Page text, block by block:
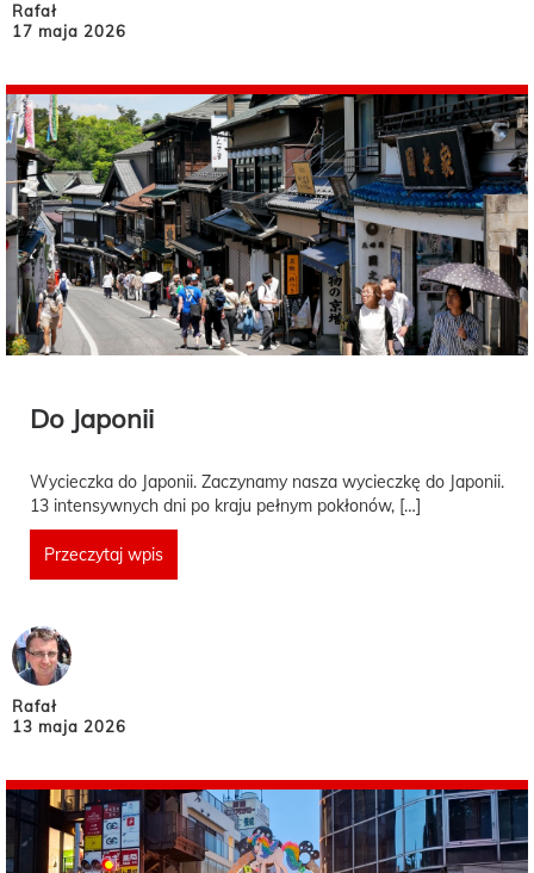
Rafał
17 maja 2026
Do Japonii
Wycieczka do Japonii. Zaczynamy nasza wycieczkę do Japonii.
13 intensywnych dni po kraju pełnym pokłonów, […]
Przeczytaj wpis
Rafał
13 maja 2026